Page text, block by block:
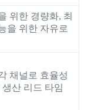
위한 경량화, 최
을 위한 자유로
채널로 효율성
산 리드 타임